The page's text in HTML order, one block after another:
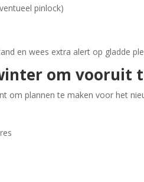
pinlock)
en wees extra alert op gladde
om vooruit
om plannen te maken voor het